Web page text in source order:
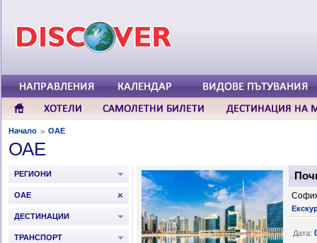
Начало > ОАЕ
ОАЕ
РЕГИОНИ
ОАЕ
ДЕСТИНАЦИИ
ТРАНСПОРТ Дата: